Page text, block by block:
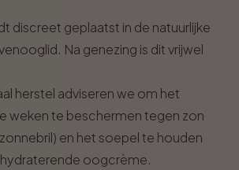
discreet geplaatst in de natuurlijke
Na genezing is dit vrijwel
herstel adviseren we om het
weken te beschermen tegen zon
en het soepel te houden
oogcrème.